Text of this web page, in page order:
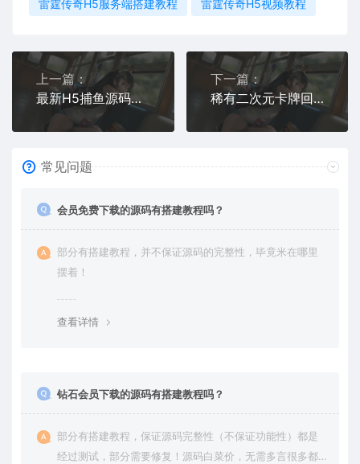
雷霆传奇H5服务端搭建教程 雷霆传奇H5视频教程
上一篇：
最新H5捕鱼源码出售｜支持二次开发的捕鱼游戏完整源码
下一篇：
稀有二次元卡牌回合手游【宝石新光速神朱竹清6.5万级内购版】最新整理Linux手工服务端+多区跨服+GM授权后台+安卓+详细搭建教程+视频教程
常见问题
会员免费下载的源码有搭建教程吗？
部分有搭建教程，并不保证源码的完整性，毕竟米在哪里
摆着！
查看详情
钻石会员下载的源码有搭建教程吗？
部分有搭建教程，保证源码完整性（不保证功能性）都是
经过测试，部分需要修复！源码白菜价，无需多言很多都